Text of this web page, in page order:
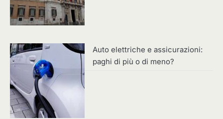
Auto elettriche e assicurazioni:
paghi di più o di meno?